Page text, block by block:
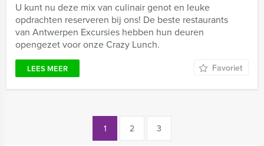
U kunt nu deze mix van culinair genot en leuke
opdrachten reserveren bij ons! De beste restaurants
van Antwerpen Excursies hebben hun deuren
opengezet voor onze Crazy Lunch.
LEES MEER Favoriet
1 2 3